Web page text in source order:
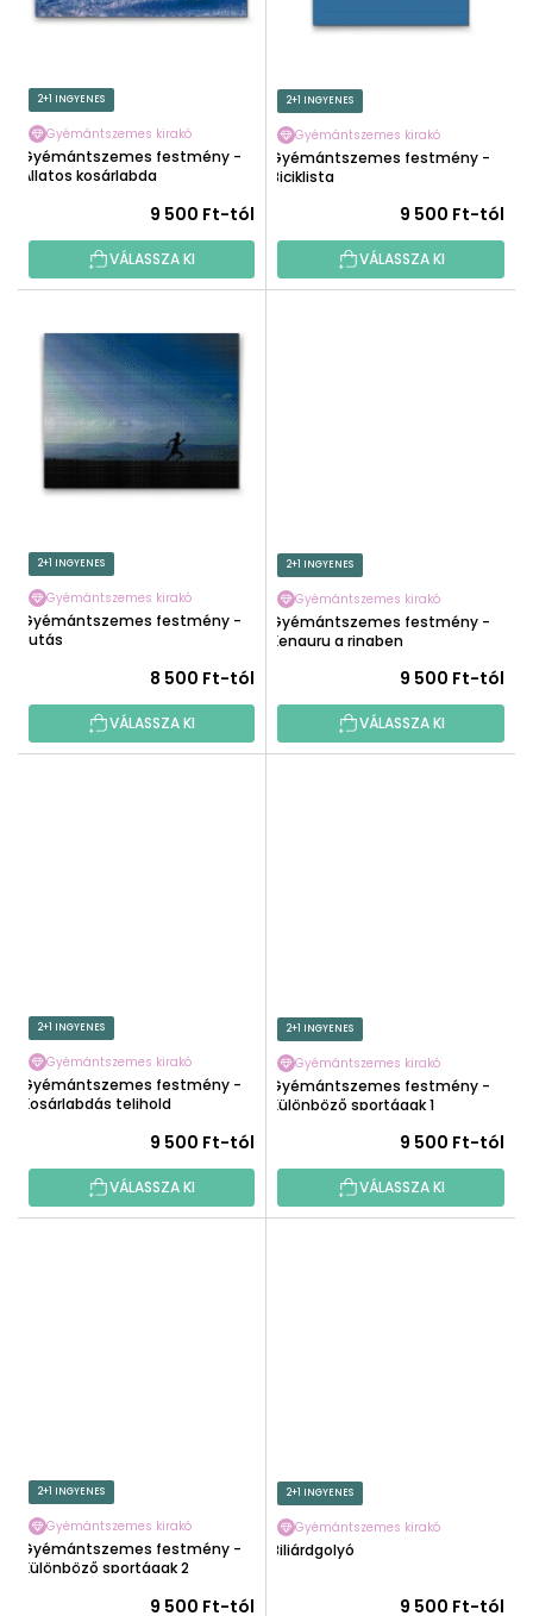
Z
S
S
T
Á
A
2+1 INGYENES
Gyémántszemes kirakó
Gyémántszemes festmény -
Állatos kosárlabda
9 500 Ft-tól
VÁLASSZA KI
2+1 INGYENES
Gyémántszemes kirakó
Gyémántszemes festmény -
Biciklista
9 500 Ft-tól
VÁLASSZA KI
2+1 INGYENES
Gyémántszemes kirakó
Gyémántszemes festmény -
Futás
8 500 Ft-tól
VÁLASSZA KI
2+1 INGYENES
Gyémántszemes kirakó
Gyémántszemes festmény -
Kenguru a ringben
9 500 Ft-tól
VÁLASSZA KI
2+1 INGYENES
Gyémántszemes kirakó
Gyémántszemes festmény -
Kosárlabdás telihold
9 500 Ft-tól
VÁLASSZA KI
2+1 INGYENES
Gyémántszemes kirakó
Gyémántszemes festmény -
Különböző sportágak 1
9 500 Ft-tól
VÁLASSZA KI
2+1 INGYENES
Gyémántszemes kirakó
Gyémántszemes festmény -
Különböző sportágak 2
9 500 Ft-tól
2+1 INGYENES
Gyémántszemes kirakó
Biliárdgolyó
9 500 Ft-tól